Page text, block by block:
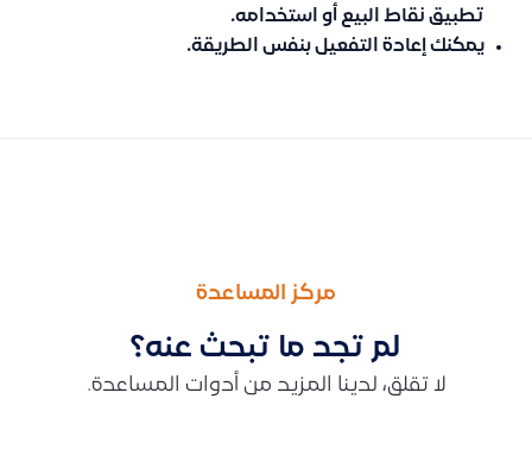
تطبيق نقاط البيع أو استخدامه.
يمكنك إعادة التفعيل بنفس الطريقة.
مركز المساعدة
لم تجد ما تبحث عنه؟
لا تقلق، لدينا المزيد من أدوات المساعدة.